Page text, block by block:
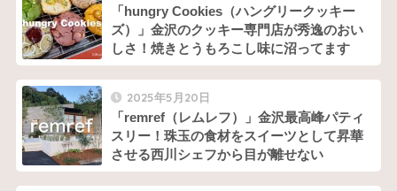
「hungry Cookies（ハングリークッキー
ズ）」金沢のクッキー専門店が秀逸のおい
しさ！焼きとうもろこし味に沼ってます
2025年5月20日
「remref（レムレフ）」金沢最高峰パティ
スリー！珠玉の食材をスイーツとして昇華
させる西川シェフから目が離せない